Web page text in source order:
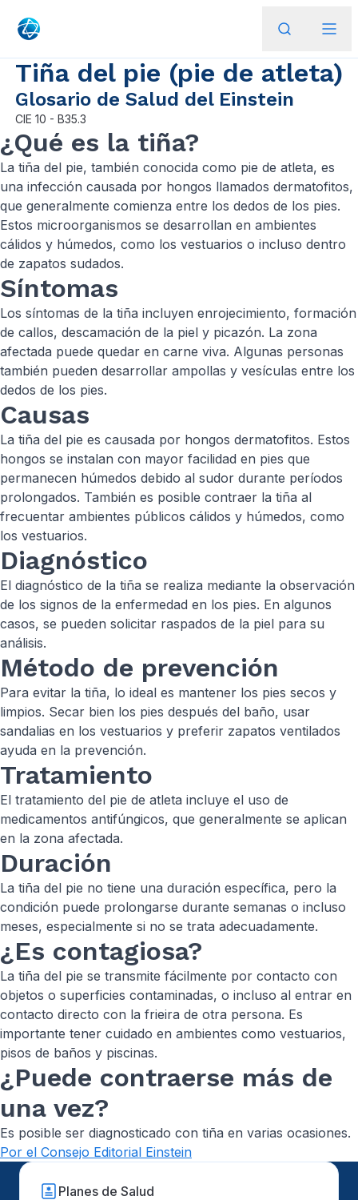
Tiña del pie (pie de atleta)
Glosario de Salud del Einstein
CIE 10 - B35.3
¿Qué es la tiña?
La tiña del pie, también conocida como pie de atleta, es
una infección causada por hongos llamados dermatofitos,
que generalmente comienza entre los dedos de los pies.
Estos microorganismos se desarrollan en ambientes
cálidos y húmedos, como los vestuarios o incluso dentro
de zapatos sudados.
Síntomas
Los síntomas de la tiña incluyen enrojecimiento, formación
de callos, descamación de la piel y picazón. La zona
afectada puede quedar en carne viva. Algunas personas
también pueden desarrollar ampollas y vesículas entre los
dedos de los pies.
Causas
La tiña del pie es causada por hongos dermatofitos. Estos
hongos se instalan con mayor facilidad en pies que
permanecen húmedos debido al sudor durante períodos
prolongados. También es posible contraer la tiña al
frecuentar ambientes públicos cálidos y húmedos, como
los vestuarios.
Diagnóstico
El diagnóstico de la tiña se realiza mediante la observación
de los signos de la enfermedad en los pies. En algunos
casos, se pueden solicitar raspados de la piel para su
análisis.
Método de prevención
Para evitar la tiña, lo ideal es mantener los pies secos y
limpios. Secar bien los pies después del baño, usar
sandalias en los vestuarios y preferir zapatos ventilados
ayuda en la prevención.
Tratamiento
El tratamiento del pie de atleta incluye el uso de
medicamentos antifúngicos, que generalmente se aplican
en la zona afectada.
Duración
La tiña del pie no tiene una duración específica, pero la
condición puede prolongarse durante semanas o incluso
meses, especialmente si no se trata adecuadamente.
¿Es contagiosa?
La tiña del pie se transmite fácilmente por contacto con
objetos o superficies contaminadas, o incluso al entrar en
contacto directo con la frieira de otra persona. Es
importante tener cuidado en ambientes como vestuarios,
pisos de baños y piscinas.
¿Puede contraerse más de
una vez?
Es posible ser diagnosticado con tiña en varias ocasiones.
Por el Consejo Editorial Einstein
Planes de Salud